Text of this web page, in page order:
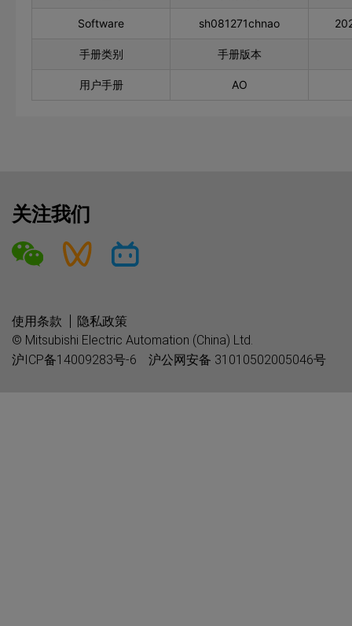
Software sh081271chnao
手册类别 手册版本
用户手册 AO
关注我们
使用条款 隐私政策
© Mitsubishi Electric Automation (China) Ltd.
沪ICP备14009283号-6
沪公网安备 31010502005046号